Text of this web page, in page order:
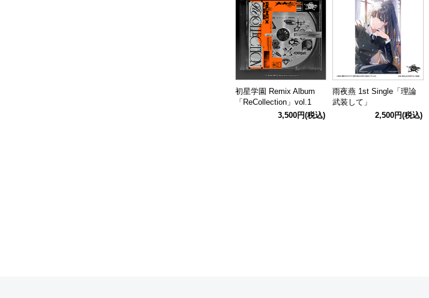
初星学園 Remix Album
「ReCollection」vol.1
3,500円(税込)
雨夜燕 1st Single「理論
武装して」
2,500円(税込)